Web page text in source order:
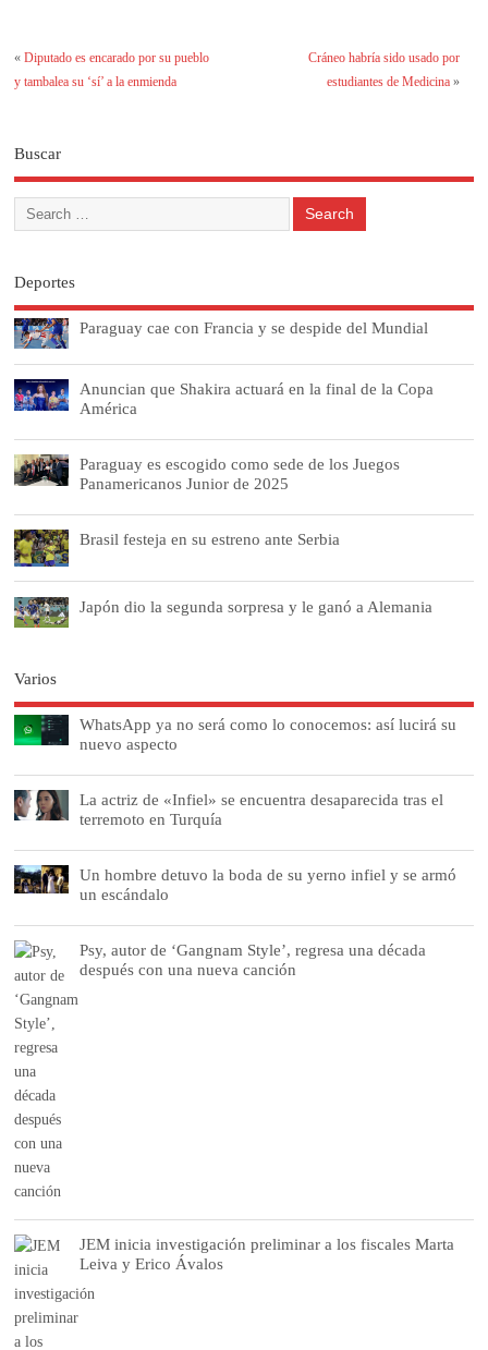
«Diputado es encarado por su pueblo
y tambalea su ‘sí’ a la enmienda
Cráneo habría sido usado por
estudiantes de Medicina»
Buscar
Deportes
Paraguay cae con Francia y se despide del Mundial
Anuncian que Shakira actuará en la final de la Copa
América
Paraguay es escogido como sede de los Juegos
Panamericanos Junior de 2025
Brasil festeja en su estreno ante Serbia
Japón dio la segunda sorpresa y le ganó a Alemania
Varios
WhatsApp ya no será como lo conocemos: así lucirá su
nuevo aspecto
La actriz de «Infiel» se encuentra desaparecida tras el
terremoto en Turquía
Un hombre detuvo la boda de su yerno infiel y se armó
un escándalo
Psy, autor de ‘Gangnam Style’, regresa una década
después con una nueva canción
JEM inicia investigación preliminar a los fiscales Marta
Leiva y Erico Ávalos